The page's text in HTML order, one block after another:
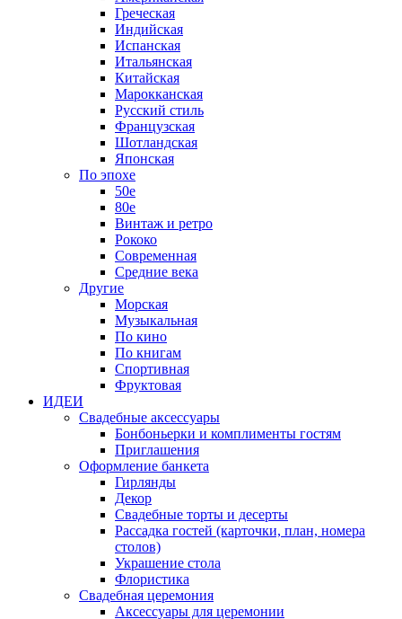
Греческая
Индийская
Испанская
Итальянская
Китайская
Марокканская
Русский стиль
Французская
Шотландская
Японская
По эпохе
50е
80е
Винтаж и ретро
Рококо
Современная
Средние века
Другие
Морская
Музыкальная
По кино
По книгам
Спортивная
Фруктовая
ИДЕИ
Свадебные аксессуары
Бонбоньерки и комплименты гостям
Приглашения
Оформление банкета
Гирлянды
Декор
Свадебные торты и десерты
Рассадка гостей (карточки, план, номера
столов)
Украшение стола
Флористика
Свадебная церемония
Аксессуары для церемонии